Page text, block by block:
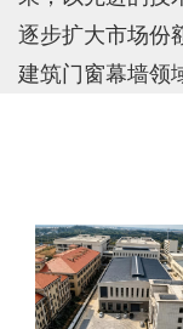
逐步扩大市场份
建筑门窗幕墙领